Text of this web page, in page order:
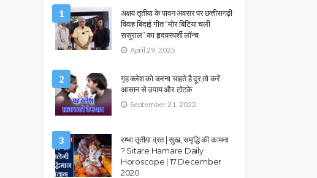
1
अक्षय तृतीया के पावन अवसर पर छत्तीसगढ़ी
विवाह बिदाई गीत “मोर बिटिया चली
ससुराल” का हृदयस्पर्शी लॉन्च
April 29, 2025
2
गृह क्लेश को करना चाहते है दूर,तो करें
आसान से उपाय और टोटके
September 21, 2022
3
रम्भा तृतीया व्रत | सुख, समृद्धि की कामना
? Sitare Hamare Daily
Horoscope | 17 December
2020